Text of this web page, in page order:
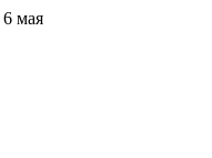
6 мая